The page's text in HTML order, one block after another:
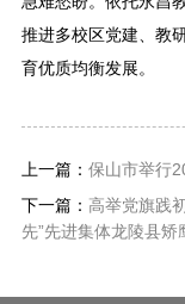
推进多校区党建、教
育优质均衡发展。
上一篇： 保山市举行
下一篇： 高举党旗践
先”先进集体龙陵县